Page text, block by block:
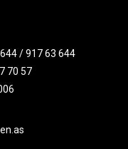
/917 63 644
70 57